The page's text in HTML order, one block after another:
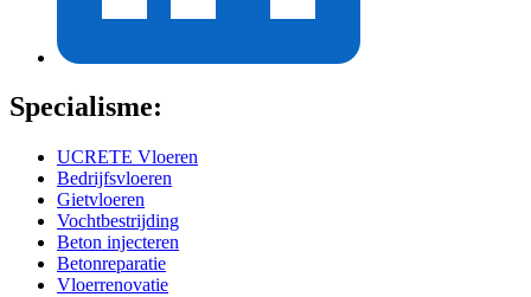
Specialisme:
UCRETE Vloeren
Bedrijfsvloeren
Gietvloeren
Vochtbestrijding
Beton injecteren
Betonreparatie
Vloerrenovatie